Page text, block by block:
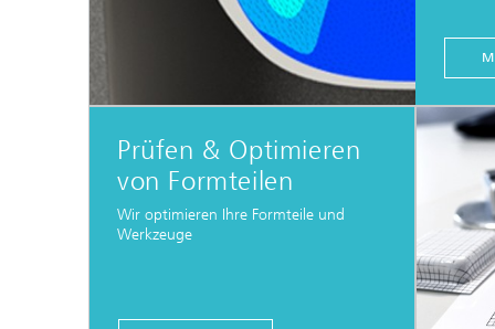
Prüfen & Optimieren
von Formteilen
Wir optimieren Ihre Formteile und
Werkzeuge